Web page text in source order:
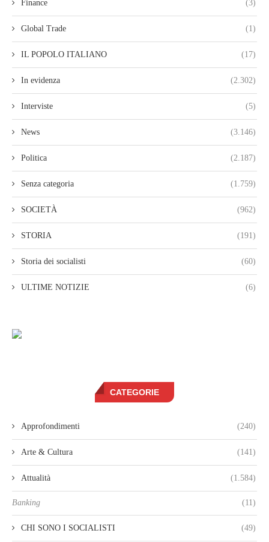
Finance (3)
Global Trade (1)
IL POPOLO ITALIANO (17)
In evidenza (2.302)
Interviste (5)
News (3.146)
Politica (2.187)
Senza categoria (1.759)
SOCIETÀ (962)
STORIA (191)
Storia dei socialisti (60)
ULTIME NOTIZIE (6)
CATEGORIE
Approfondimenti (240)
Arte & Cultura (141)
Attualità (1.584)
Banking (11)
CHI SONO I SOCIALISTI (49)